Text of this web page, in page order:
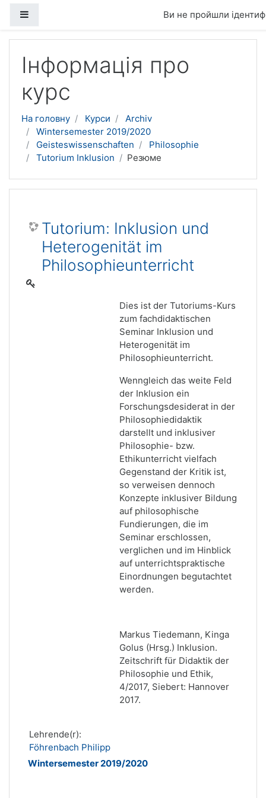
Ви не пройшли
Інформація про
курс
На головну Курси
Archiv
Wintersemester 2019/2020
Geisteswissenschaften
Philosophie
Tutorium Inklusion
Резюме
Tutorium: Inklusion und
Heterogenität im
Philosophieunterricht
Dies ist der Tutoriums-Kurs
zum fachdidaktischen
Seminar Inklusion und
Heterogenität im
Philosophieunterricht.
Wenngleich das weite Feld
der Inklusion ein
Forschungsdesiderat in der
Philosophiedidaktik
darstellt und inklusiver
Philosophie- bzw.
Ethikunterricht vielfach
Gegenstand der Kritik ist,
so verweisen dennoch
Konzepte inklusiver Bildung
auf philosophische
Fundierungen, die im
Seminar erschlossen,
verglichen und im Hinblick
auf unterrichtspraktische
Einordnungen begutachtet
werden.
Markus Tiedemann, Kinga
Golus (Hrsg.) Inklusion.
Zeitschrift für Didaktik der
Philosophie und Ethik,
4/2017, Siebert: Hannover
2017.
Lehrende(r):
Föhrenbach Philipp
Wintersemester 2019/2020